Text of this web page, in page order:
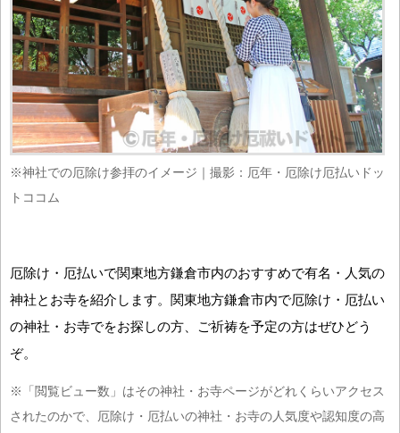
※神社での厄除け参拝のイメージ｜撮影：厄年・厄除け厄払いドッ
トココム
厄除け・厄払いで関東地方鎌倉市内のおすすめで有名・人気の
神社とお寺を紹介します。関東地方鎌倉市内で厄除け・厄払い
の神社・お寺でをお探しの方、ご祈祷を予定の方はぜひどう
ぞ。
※「閲覧ビュー数」はその神社・お寺ページがどれくらいアクセス
されたのかで、厄除け・厄払いの神社・お寺の人気度や認知度の高